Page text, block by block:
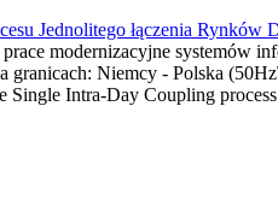
Jednolitego łączenia Rynków
modernizacyjne systemów
granicach: Niemcy - Polska
Single Intra-Day Coupling